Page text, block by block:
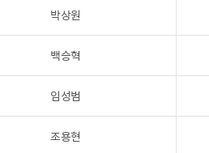
박상원
백승혁
임성범
조용현